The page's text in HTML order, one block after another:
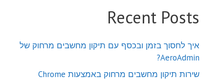
Recent Posts
איך לחסוך בזמן ובכסף עם תיקון מחשבים מרחוק של
AeroAdmin?
שירות תיקון מחשבים מרחוק באמצעות Chrome